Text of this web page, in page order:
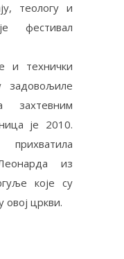
теологу и
фестивал
и технички
задовољиле
захтевним
је 2010.
прихватила
из
које су
цркви.